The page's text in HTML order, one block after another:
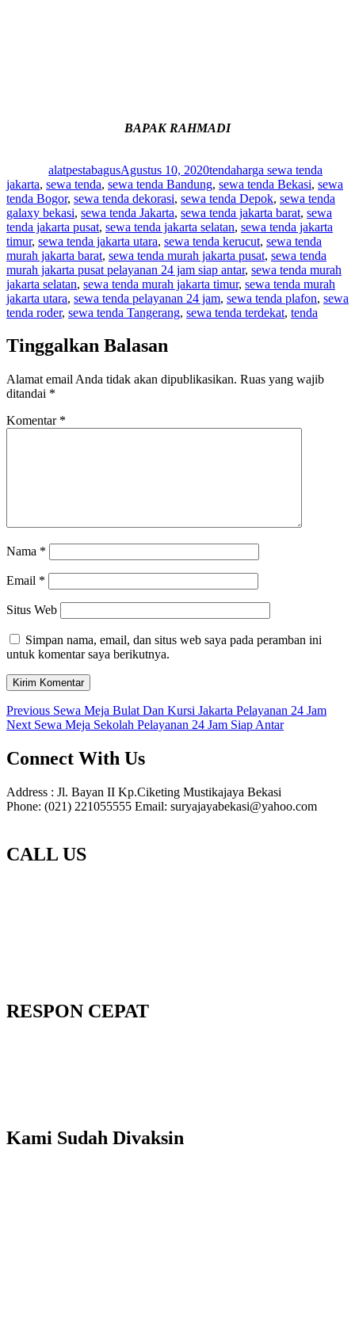
BAPAK RAHMADI
alatpestabagusAgustus 10, 2020tendaharga sewa tenda
jakarta, sewa tenda, sewa tenda Bandung, sewa tenda Bekasi, sewa
tenda Bogor, sewa tenda dekorasi, sewa tenda Depok, sewa tenda
galaxy bekasi, sewa tenda Jakarta, sewa tenda jakarta barat, sewa
tenda jakarta pusat, sewa tenda jakarta selatan, sewa tenda jakarta
timur, sewa tenda jakarta utara, sewa tenda kerucut, sewa tenda
murah jakarta barat, sewa tenda murah jakarta pusat, sewa tenda
murah jakarta pusat pelayanan 24 jam siap antar, sewa tenda murah
jakarta selatan, sewa tenda murah jakarta timur, sewa tenda murah
jakarta utara, sewa tenda pelayanan 24 jam, sewa tenda plafon, sewa
tenda roder, sewa tenda Tangerang, sewa tenda terdekat, tenda
Tinggalkan Balasan
Alamat email Anda tidak akan dipublikasikan. Ruas yang wajib
ditandai *
Komentar *
Nama *
Email *
Situs Web
Simpan nama, email, dan situs web saya pada peramban ini
untuk komentar saya berikutnya.
Navigasi
pos
Previous Previous
post:
Sewa Meja Bulat Dan Kursi Jakarta Pelayanan 24 Jam
Next Next
Sewa Meja Sekolah Pelayanan 24 Jam Siap Antar
Connect With Us
Address : Jl. Bayan II Kp.Ciketing Mustikajaya Bekasi
Phone: (021) 221055555 Email: suryajayabekasi@yahoo.com
CALL US
RESPON CEPAT
Kami Sudah Divaksin